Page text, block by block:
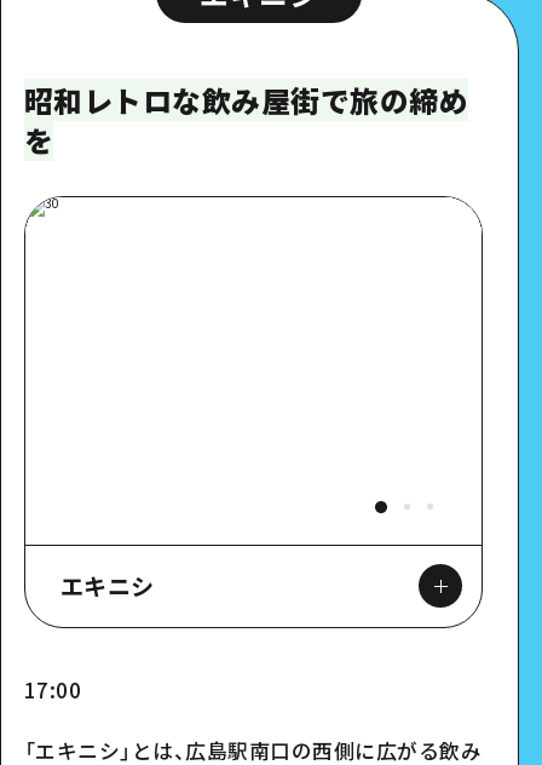
昭和レトロな飲み屋街で旅の締め
を
エキニシ
17:00
「エキニシ」とは、広島駅南口の西側に広がる飲み